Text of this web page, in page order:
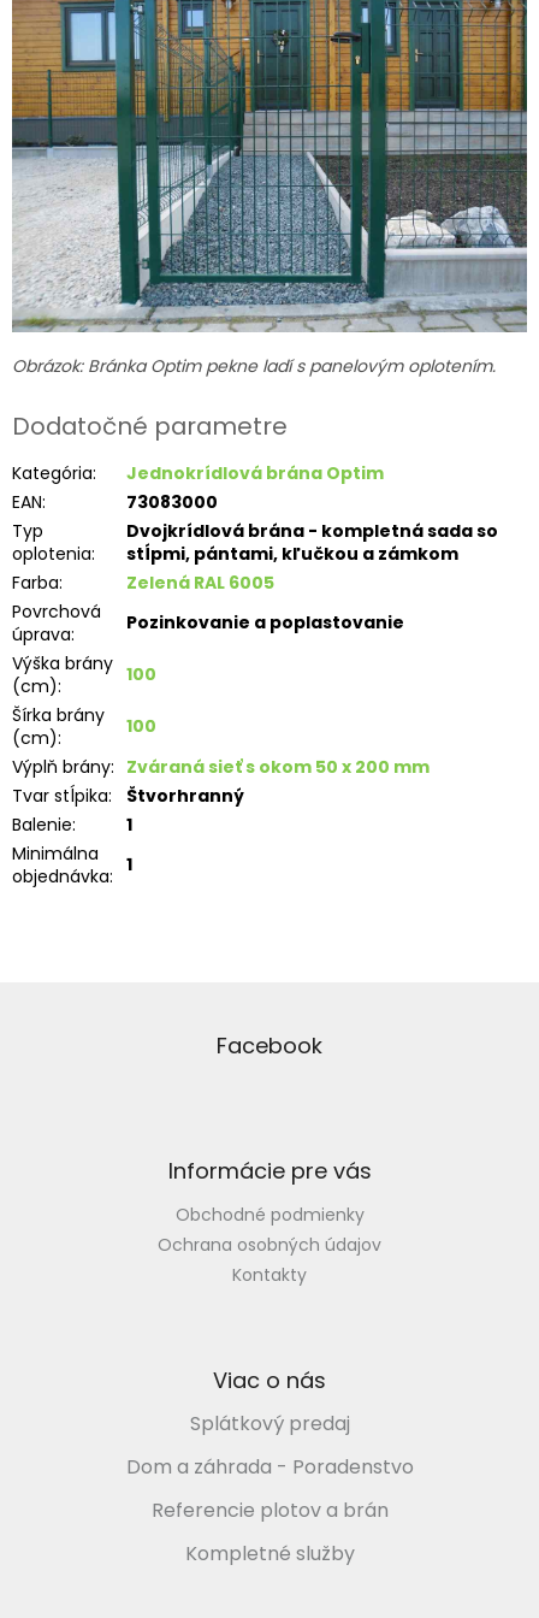
Obrázok: Bránka Optim pekne ladí s panelovým oplotením.
Dodatočné parametre
Kategória:
Jednokrídlová brána Optim
EAN:
73083000
Typ
oplotenia:
Dvojkrídlová brána - kompletná sada so
stĺpmi, pántami, kľučkou a zámkom
Farba:
Zelená RAL 6005
Povrchová
úprava:
Pozinkovanie a poplastovanie
Výška brány
(cm):
100
Šírka brány
(cm):
100
Výplň brány: Zváraná sieť s okom 50 x 200 mm
Tvar stĺpika:
Štvorhranný
Balenie:
1
Minimálna
objednávka: 1
Facebook
Informácie pre vás
Obchodné podmienky
Ochrana osobných údajov
Kontakty
Viac o nás
Splátkový predaj
Dom a záhrada - Poradenstvo
Referencie plotov a brán
Kompletné služby